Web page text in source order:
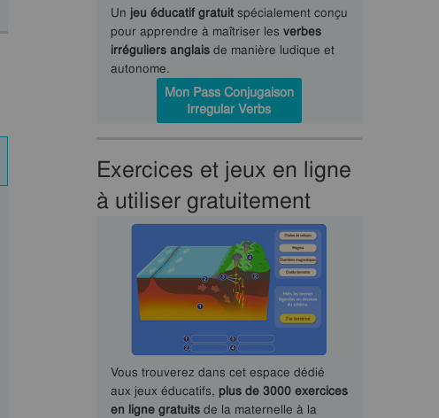
Un jeu éducatif gratuitspécialement conçu
pour apprendre à maîtriser les verbes
irréguliers anglaisde manière ludique et
autonome.
Mon Pass Conjugaison
Irregular Verbs
Exercices et jeux en ligne
à utiliser gratuitement
Vous trouverez dans cet espace dédié
aux jeux éducatifs, plus de 3000 exercices
en ligne gratuitsde la maternelle à la